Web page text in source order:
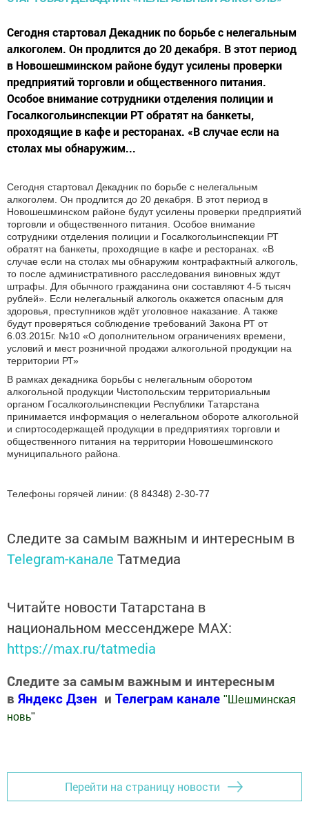
Сегодня стартовал Декадник по борьбе с нелегальным
алкоголем. Он продлится до 20 декабря. В этот период
в Новошешминском районе будут усилены проверки
предприятий торговли и общественного питания.
Особое внимание сотрудники отделения полиции и
Госалкогольинспекции РТ обратят на банкеты,
проходящие в кафе и ресторанах. «В случае если на
столах мы обнаружим...
Сегодня стартовал Декадник по борьбе с нелегальным
алкоголем. Он продлится до 20 декабря. В этот период в
Новошешминском районе будут усилены проверки предприятий
торговли и общественного питания. Особое внимание
сотрудники отделения полиции и Госалкогольинспекции РТ
обратят на банкеты, проходящие в кафе и ресторанах. «В
случае если на столах мы обнаружим контрафактный алкоголь,
то после административного расследования виновных ждут
штрафы. Для обычного гражданина они составляют 4-5 тысяч
рублей». Если нелегальный алкоголь окажется опасным для
здоровья, преступников ждёт уголовное наказание. А также
будут проверяться соблюдение требований Закона РТ от
6.03.2015г. №10 «О дополнительном ограничениях времени,
условий и мест розничной продажи алкогольной продукции на
территории РТ»
В рамках декадника борьбы с нелегальным оборотом
алкогольной продукции Чистопольским территориальным
органом Госалкогольинспекции Республики Татарстана
принимается информация о нелегальном обороте алкогольной
и спиртосодержащей продукции в предприятиях торговли и
общественного питания на территории Новошешминского
муниципального района.
Телефоны горячей линии: (8 84348) 2-30-77
Следите за самым важным и интересным в
Telegram-канале Татмедиа
Читайте новости Татарстана в
национальном мессенджере MАХ:
https://max.ru/tatmedia
Следите за самым важным и интересным
в Яндекс Дзен и Телеграм канале " Шешминская
новь"
Перейти на страницу новости